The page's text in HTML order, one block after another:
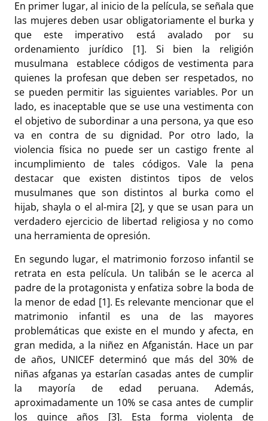
En primer lugar, al inicio de la película, se señala que
las mujeres deben usar obligatoriamente el burka y
que este imperativo está avalado por su
ordenamiento jurídico [1]. Si bien la religión
musulmana establece códigos de vestimenta para
quienes la profesan que deben ser respetados, no
se pueden permitir las siguientes variables. Por un
lado, es inaceptable que se use una vestimenta con
el objetivo de subordinar a una persona, ya que eso
va en contra de su dignidad. Por otro lado, la
violencia física no puede ser un castigo frente al
incumplimiento de tales códigos. Vale la pena
destacar que existen distintos tipos de velos
musulmanes que son distintos al burka como el
hijab, shayla o el al-mira [2], y que se usan para un
verdadero ejercicio de libertad religiosa y no como
una herramienta de opresión.
En segundo lugar, el matrimonio forzoso infantil se
retrata en esta película. Un talibán se le acerca al
padre de la protagonista y enfatiza sobre la boda de
la menor de edad [1]. Es relevante mencionar que el
matrimonio infantil es una de las mayores
problemáticas que existe en el mundo y afecta, en
gran medida, a la niñez en Afganistán. Hace un par
de años, UNICEF determinó que más del 30% de
niñas afganas ya estarían casadas antes de cumplir
la mayoría de edad peruana. Además,
aproximadamente un 10% se casa antes de cumplir
los quince años [3]. Esta forma violenta de